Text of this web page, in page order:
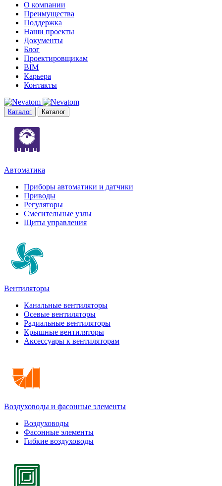
О компании
Преимущества
Поддержка
Наши проекты
Документы
Блог
Проектировщикам
BIM
Карьера
Контакты
Каталог Каталог
Автоматика
Приборы автоматики и датчики
Приводы
Регуляторы
Смесительные узлы
Щиты управления
Вентиляторы
Канальные вентиляторы
Осевые вентиляторы
Радиальные вентиляторы
Крышные вентиляторы
Аксессуары к вентиляторам
Воздуховоды и фасонные элементы
Воздуховоды
Фасонные элементы
Гибкие воздуховоды